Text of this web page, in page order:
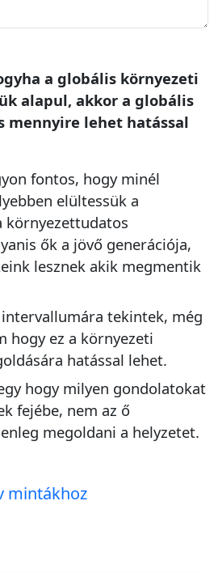
a globális környezeti
alapul, akkor a globális
mennyire lehet hatással
fontos, hogy minél
elültessük a
környezettudatos
ők a jövő generációja,
lesznek akik megmentik
tekintek, még
hogy ez a környezeti
hatással lehet.
hogy milyen gondolatokat
fejébe, nem az ő
megoldani a helyzetet.
mintákhoz